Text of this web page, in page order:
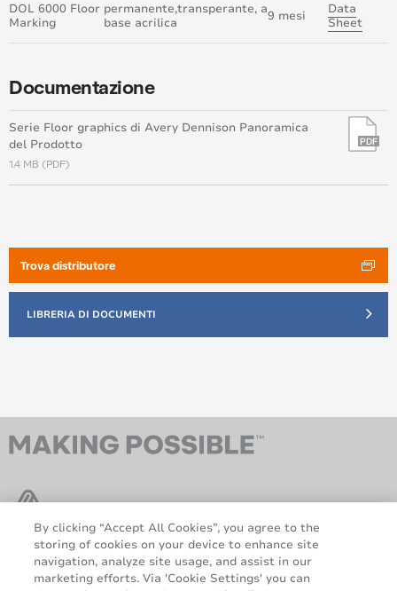
DOL 6000 Floor
Marking
permanente,transperante, a
base acrilica
9 mesi
Data
Sheet
Documentazione
Serie Floor graphics di Avery Dennison Panoramica
del Prodotto
1.4 MB (PDF)
Trova distributore
LIBRERIA DI DOCUMENTI
AveryDennison.com
Sitemap
By clicking “Accept All Cookies”, you agree to the
storing of cookies on your device to enhance site
navigation, analyze site usage, and assist in our
marketing efforts. Via 'Cookie Settings' you can